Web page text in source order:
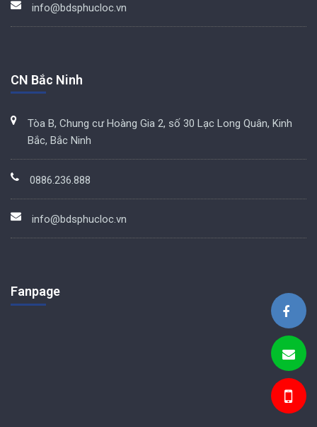
info@bdsphucloc.vn
CN Bắc Ninh
Tòa B, Chung cư Hoàng Gia 2, số 30 Lạc Long Quân, Kinh
Bắc, Bắc Ninh
0886.236.888
info@bdsphucloc.vn
Fanpage